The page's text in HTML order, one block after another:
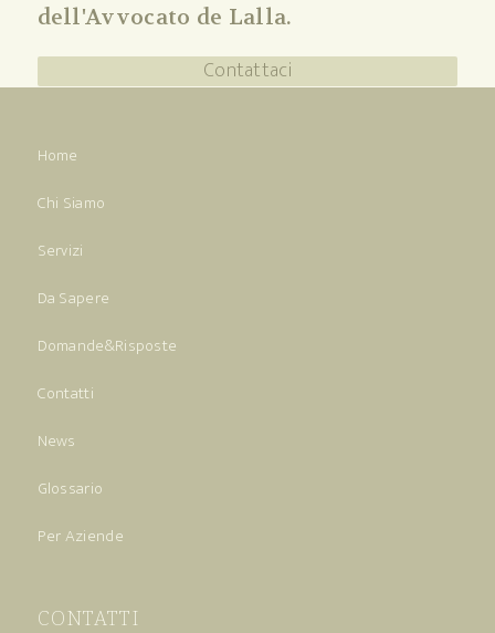
dell'Avvocato de Lalla.
Contattaci
Home
Chi Siamo
Servizi
Da Sapere
Domande&Risposte
Contatti
News
Glossario
Per Aziende
CONTATTI